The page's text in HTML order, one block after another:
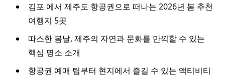
김포 에서 제주도 항공권으로 떠나는 2026년 봄 추천
여행지 5곳
따스한 봄날, 제주의 자연과 문화를 만끽할 수 있는
핵심 명소 소개
항공권 예매 팁부터 현지에서 즐길 수 있는 액티비티